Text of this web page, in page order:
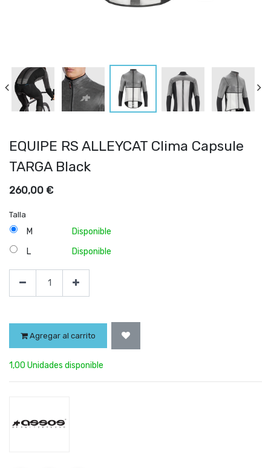
EQUIPE RS ALLEYCAT Clima Capsule
TARGA Black
260,00 €
Talla
M
Disponible
L
Disponible
Agregar al carrito
1,00 Unidades disponible